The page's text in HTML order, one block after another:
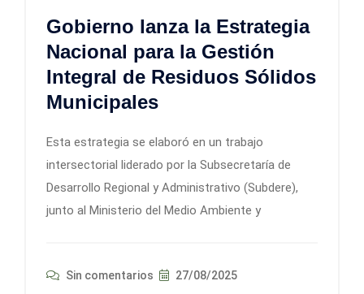
Gobierno lanza la Estrategia
Nacional para la Gestión
Integral de Residuos Sólidos
Municipales
Esta estrategia se elaboró en un trabajo
intersectorial liderado por la Subsecretaría de
Desarrollo Regional y Administrativo (Subdere),
junto al Ministerio del Medio Ambiente y
Sin comentarios 27/08/2025